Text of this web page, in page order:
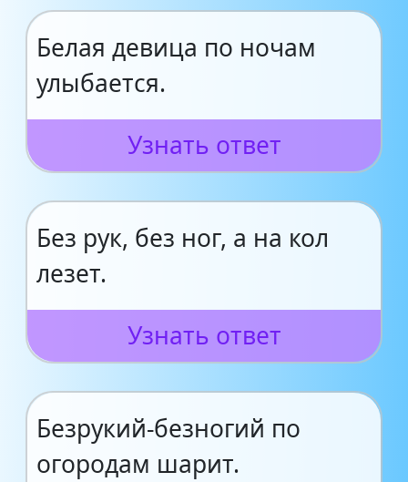
Белая девица по ночам
улыбается.
Узнать ответ
Без рук, без ног, а на кол
лезет.
Узнать ответ
Безрукий-безногий по
огородам шарит.